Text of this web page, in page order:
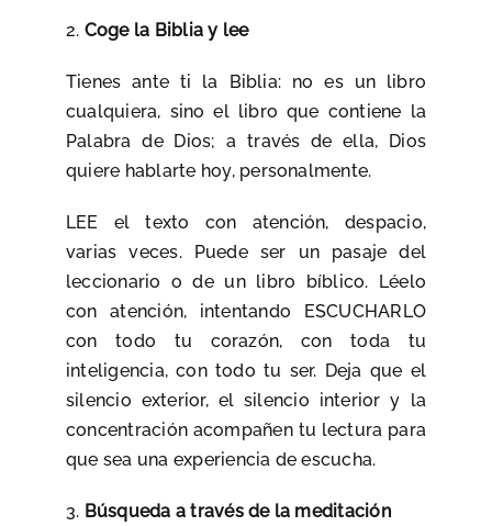
2. Coge la Biblia y lee
Tienes ante ti la Biblia: no es un libro
cualquiera, sino el libro que contiene la
Palabra de Dios; a través de ella, Dios
quiere hablarte hoy, personalmente.
LEE el texto con atención, despacio,
varias veces. Puede ser un pasaje del
leccionario o de un libro bíblico. Léelo
con atención, intentando ESCUCHARLO
con todo tu corazón, con toda tu
inteligencia, con todo tu ser. Deja que el
silencio exterior, el silencio interior y la
concentración acompañen tu lectura para
que sea una experiencia de escucha.
3. Búsqueda a través de la meditación